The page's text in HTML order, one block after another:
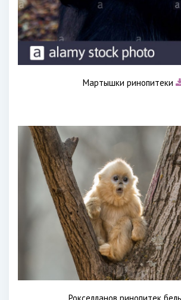
Мартышки ринопитеки
Рокселланов ринопитек